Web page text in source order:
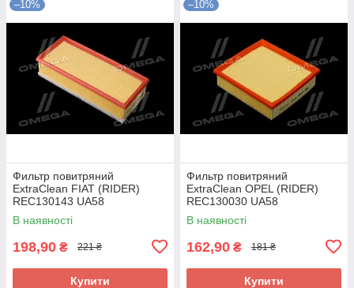
–10%
Фильтр повитряний
ExtraClean FIAT (RIDER)
REC130143 UA58
В наявності
198,90 ₴ 221 ₴
Купити
–10%
Фильтр повитряний
ExtraClean OPEL (RIDER)
REC130030 UA58
В наявності
162,90 ₴ 181 ₴
Купити